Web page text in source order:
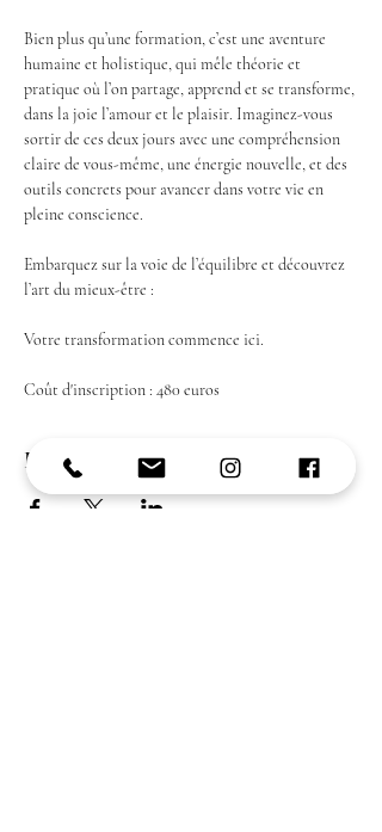
Bien plus qu’une formation, c’est une aventure
humaine et holistique, qui mêle théorie et
pratique où l’on partage, apprend et se transforme,
dans la joie l’amour et le plaisir. Imaginez-vous
sortir de ces deux jours avec une compréhension
claire de vous-même, une énergie nouvelle, et des
outils concrets pour avancer dans votre vie en
pleine conscience.
Embarquez sur la voie de l’équilibre et découvrez
l’art du mieux-être :
Votre transformation commence ici.
Coût d'inscription : 480 euros
Partager cet événement